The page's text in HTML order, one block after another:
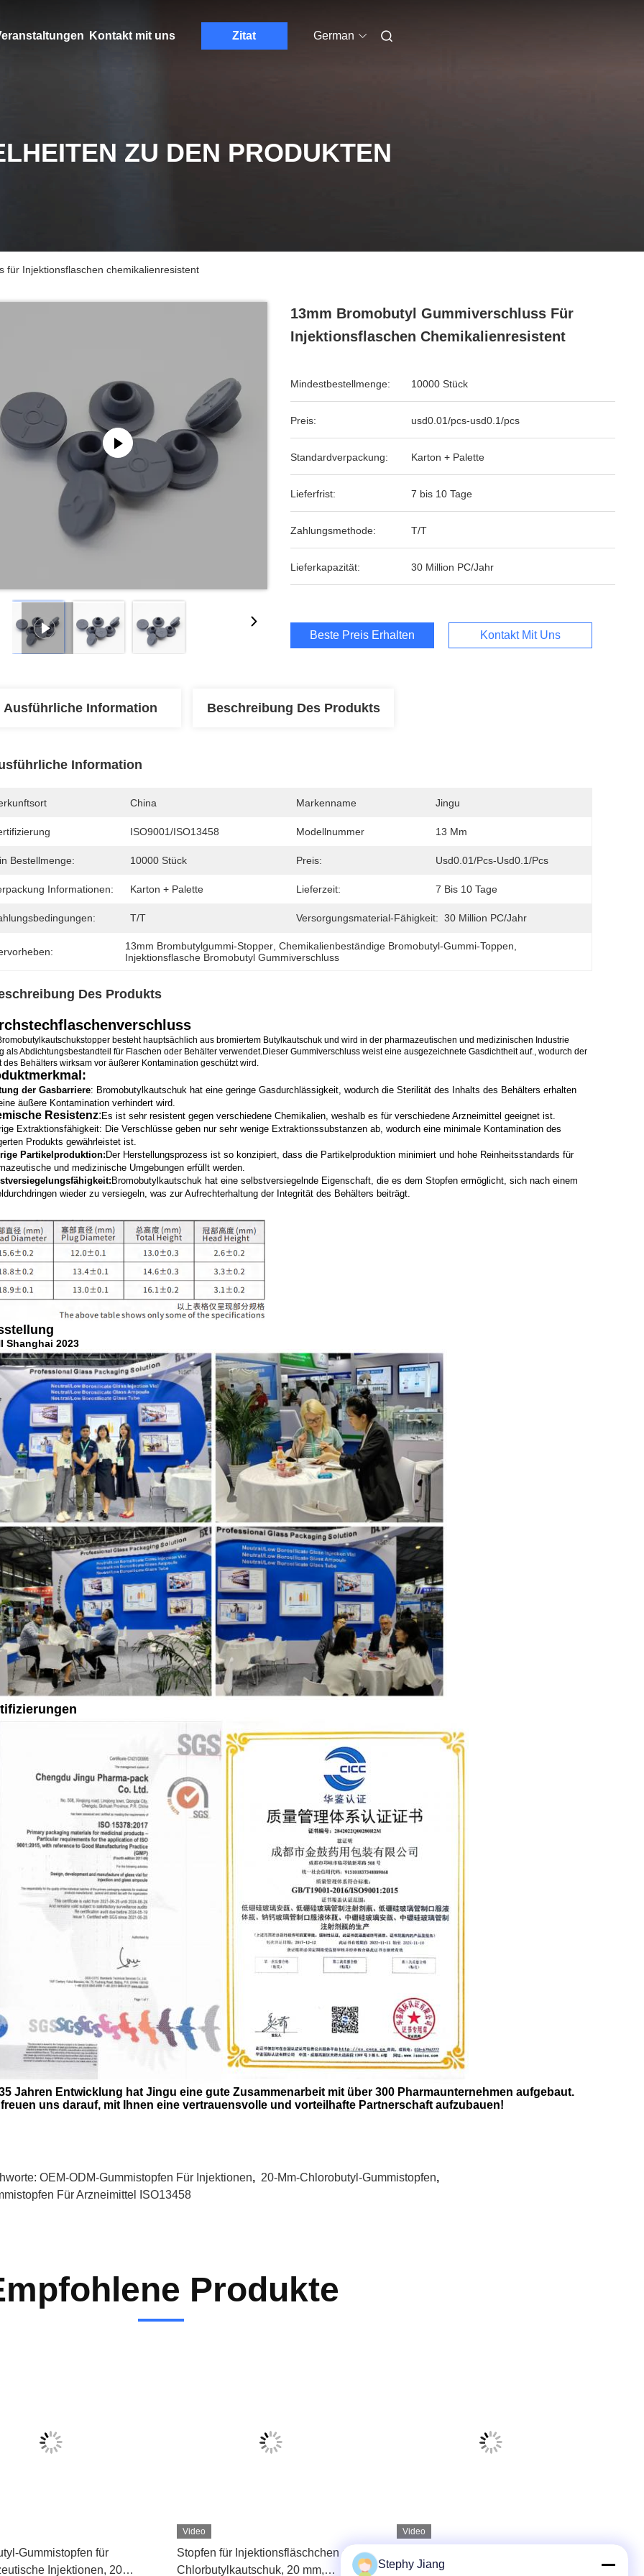
Kontakt mit uns Zitat German
ZU DEN PRODUKTEN
für Injektionsflaschen chemikalienresistent
13mm Bromobutyl Gummiverschluss Für
Injektionsflaschen Chemikalienresistent
Mindestbestellmenge: 10000 Stück
Preis: usd0.01/pcs-usd0.1/pcs
Standardverpackung: Karton + Palette
Lieferfrist: 7 bis 10 Tage
Zahlungsmethode: T/T
Lieferkapazität: 30 Million PC/Jahr
Beste Preis Erhalten Kontakt Mit Uns
Ausführliche Information Beschreibung Des Produkts
Information
China Markenname Jingu
ISO9001/ISO13458 Modellnummer 13 Mm
Bestellmenge: 10000 Stück Preis: Usd0.01/pcs-Usd0.1/pcs
Informationen: Karton + Palette Lieferzeit: 7 Bis 10 Tage
T/T Versorgungsmaterial-Fähigkeit: 30 Million PC/Jahr
13mm Brombutylgummi-Stopper , Chemikalienbeständige Bromobutyl-Gummi-Toppen
Injektionsflasche Bromobutyl Gummiverschluss
Des Produkts
besteht hauptsächlich aus bromiertem Butylkautschuk und wird in der pharmazeutischen und medizinischen Industrie
als Abdichtungsbestandteil für Flaschen oder Behälter verwendet.Dieser Gummiverschluss weist eine ausgezeichnete Gasdichtheit auf., wodurch der
des Behälters wirksam vor äußerer Kontamination geschützt wird.
der Gasbarriere: Bromobutylkautschuk hat eine geringe Gasdurchlässigkeit, wodurch die Sterilität des Inhalts des Behälters erhalten
äußere Kontamination verhindert wird.
Resistenz: Es ist sehr resistent gegen verschiedene Chemikalien, weshalb es für verschiedene Arzneimittel geeignet ist.
Extraktionsfähigkeit: Die Verschlüsse geben nur sehr wenige Extraktionssubstanzen ab, wodurch eine minimale Kontamination des
Produkts gewährleistet ist.
Partikelproduktion: Der Herstellungsprozess ist so konzipiert, dass die Partikelproduktion minimiert und hohe Reinheitsstandards für
und medizinische Umgebungen erfüllt werden.
Bromobutylkautschuk hat eine selbstversiegelnde Eigenschaft, die es dem Stopfen ermöglicht, sich nach einem
wieder zu versiegeln, was zur Aufrechterhaltung der Integrität des Behälters beiträgt.
Shanghai 2023
Jahren Entwicklung hat Jingu eine gute Zusammenarbeit mit über 300 Pharmaunternehmen aufgebaut.
uns darauf, mit Ihnen eine vertrauensvolle und vorteilhafte Partnerschaft aufzubauen!
OEM-ODM-Gummistopfen Für Injektionen, 20-Mm-Chlorobutyl-Gummistopfen,
Für Arzneimittel ISO13458
Produkte
Gummistopfen für
Injektionen, 20
Video
Stopfen für Injektionsfläschchen aus
Chlorbutylkautschuk, 20 mm,
Video
Brombutyl-Gummistopfen zur
Stephy Jiang